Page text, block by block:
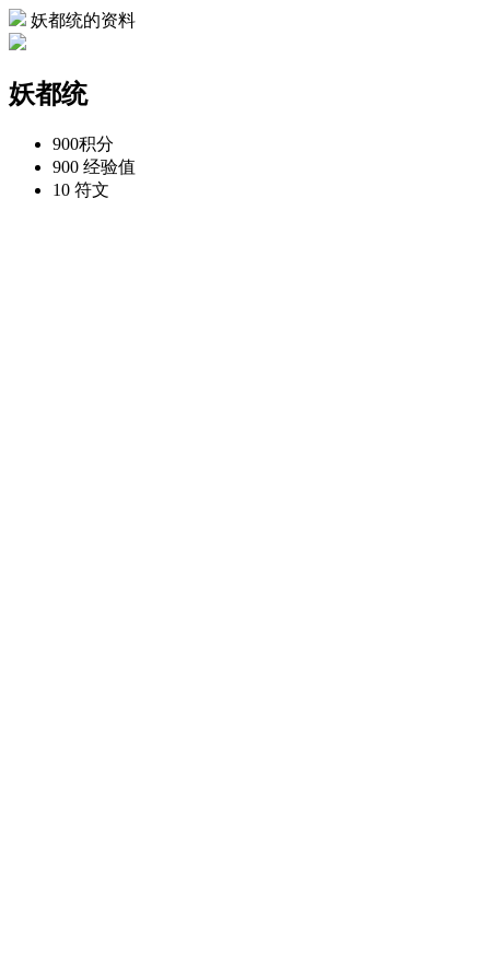
妖都统的资料
妖都统
900积分
900 经验值
10 符文